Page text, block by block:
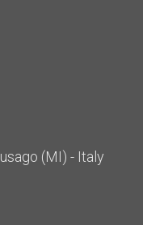
(MI) - Italy